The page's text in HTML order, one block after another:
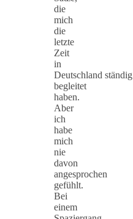
die
mich
die
letzte
Zeit
in
Deutschland ständig
begleitet
haben.
Aber
ich
habe
mich
nie
davon
angesprochen
gefühlt.
Bei
einem